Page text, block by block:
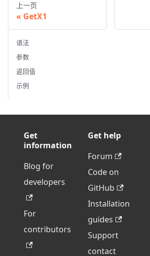
上一页
GetX1
语法
参数
返回值
示例
Get
information
Blog for
developers
For
contributors
Get help
Forum
Code on
GitHub
Installation
guides
Support
contact